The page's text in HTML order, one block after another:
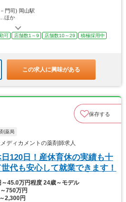
門司) 岡山駅
…ほか
可 店舗数1～9 店舗数10～29
積極採用中
この求人に興味がある
保存する
薬局
ィカメントの薬剤師求人
日120日！産休育休の実績も十
代も安心して就業できます！
～45.0万円程度 24歳～モデル
750万円
2,300円